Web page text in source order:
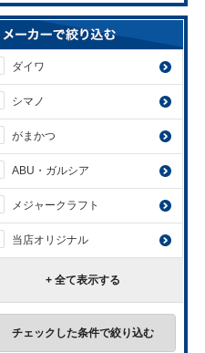
ダイワ
シマノ
がまかつ
ABU・ガルシア
メジャークラフト
当店オリジナル
+ 全て表示する
チェックした条件で絞り込む